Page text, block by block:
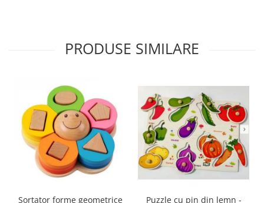
PRODUSE SIMILARE
Sortator forme geometrice
Puzzle cu pin din lemn -